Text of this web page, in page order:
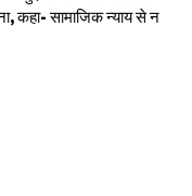
कहा- सामाजिक न्याय से न